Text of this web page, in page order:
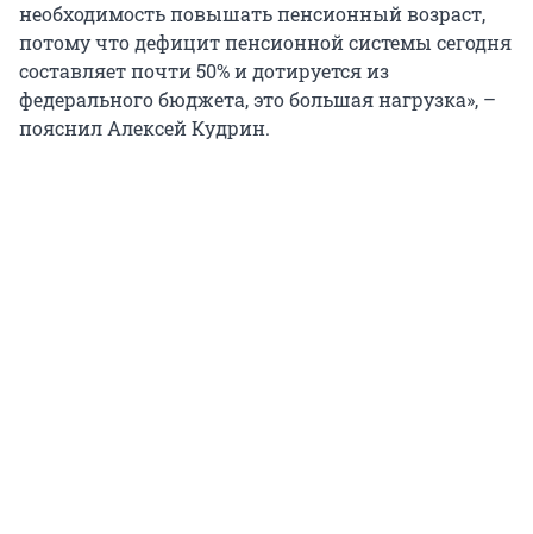
необходимость повышать пенсионный возраст,
потому что дефицит пенсионной системы сегодня
составляет почти 50% и дотируется из
федерального бюджета, это большая нагрузка», –
пояснил Алексей Кудрин.